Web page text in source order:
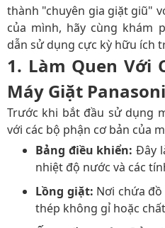
thành "chuyên gia giặt giũ"
của mình, hãy cùng khám
dẫn sử dụng cực kỳ hữu ích
1. Làm Quen Với
Máy Giặt
Trước khi bắt đầu sử dụng
với các bộ phận cơ bản của
Bảng điều khiển: Đây
nhiệt độ nước và các
Lồng giặt: Nơi chứa
thép không gỉ hoặc